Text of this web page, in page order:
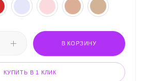
В КОРЗИНУ
КУПИТЬ В 1 КЛИК